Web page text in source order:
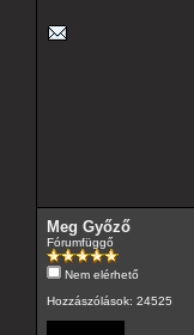
Meg Győző
Fórumfüggő
Nem elérhető
Hozzászólások: 24525